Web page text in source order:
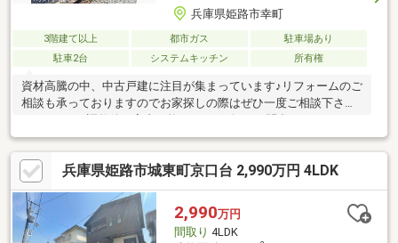
兵庫県姫路市幸町
3階建て以上 都市ガス
駐車場あり
駐車2台
システムキッチン 所有権
資材高騰の中、中古戸建に注目が集まっています♪リフォームのご
相談も承っておりますのでお家探しの際はぜひ一度ご相談下さ
(^▽^)/お待ちしております♪ハウスドゥ姫路花田 TEL 079-263-
8520
兵庫県姫路市城東町京口台 2,990万円 4LDK
2,990万円
間取り 4LDK